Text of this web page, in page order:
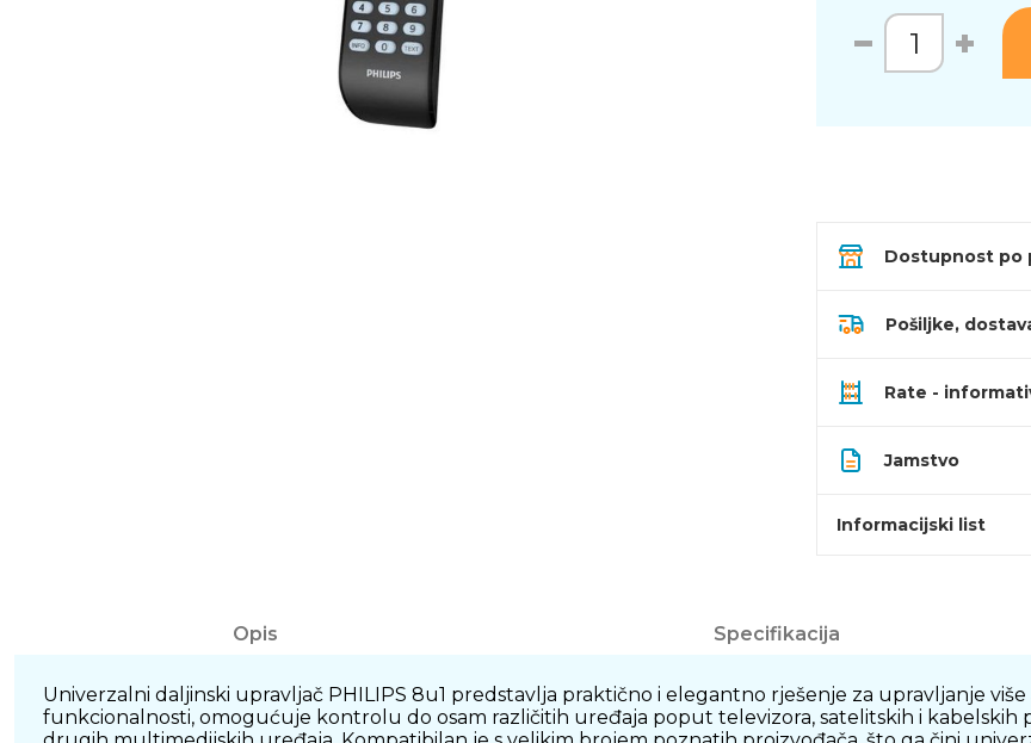
Dostupnost po
Pošiljke,
Rate -
Jamstvo
Informacijski list
Opis Specifikacija
Univerzalni daljinski upravljač PHILIPS 8u1 predstavlja praktično i elegantno rješenje za upravljanje
funkcionalnosti, omogućuje kontrolu do osam različitih uređaja poput televizora, satelitskih i kabelskih